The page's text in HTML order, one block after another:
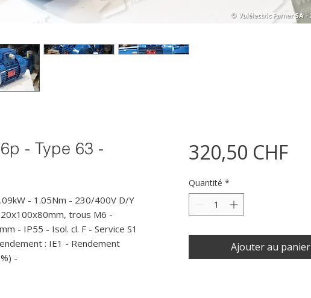
- Type 63 -
- 1.05Nm - 230/400V D/Y
trous M6 -
- IP55 - Isol. cl. F - Service S1
: IE1 - Rendement
-
320,50 CHFPrix
Quantité *
Ajouter au panier